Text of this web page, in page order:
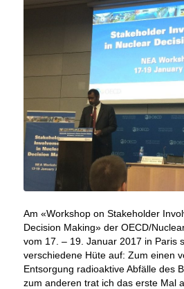
Am «Workshop on Stakeholder
Decision Making» der OECD/
vom 17. – 19. Januar 2017 in Paris
verschiedene Hüte auf: Zum einen
Entsorgung radioaktive Abfälle des
zum anderen trat ich das erste Mal